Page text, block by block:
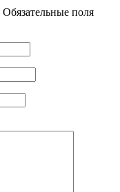
Обязательные поля